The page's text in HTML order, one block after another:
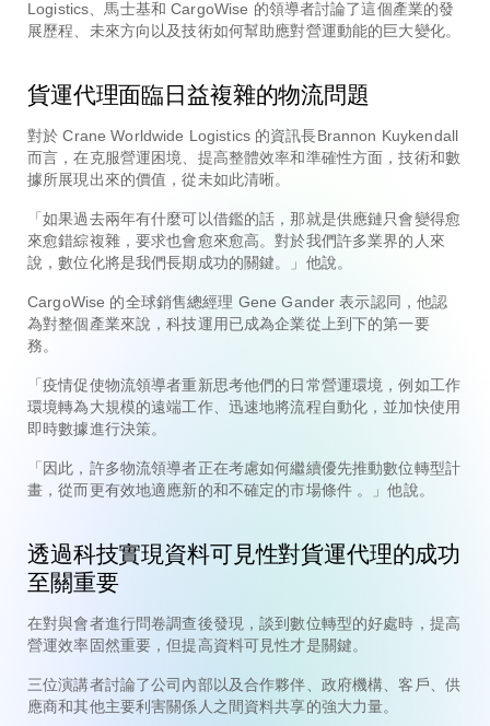
Logistics、馬士基和 CargoWise 的領導者討論了這個產業的發
展歷程、未來方向以及技術如何幫助應對營運動能的巨大變化。
貨運代理面臨日益複雜的物流問題
對於 Crane Worldwide Logistics 的資訊長Brannon Kuykendall
而言，在克服營運困境、提高整體效率和準確性方面，技術和數
據所展現出來的價值，從未如此清晰。
「如果過去兩年有什麼可以借鑑的話，那就是供應鏈只會變得愈
來愈錯綜複雜，要求也會愈來愈高。對於我們許多業界的人來
說，數位化將是我們長期成功的關鍵。」他說。
CargoWise 的全球銷售總經理 Gene Gander 表示認同，他認
為對整個產業來說，科技運用已成為企業從上到下的第一要
務。
「疫情促使物流領導者重新思考他們的日常營運環境，例如工作
環境轉為大規模的遠端工作、迅速地將流程自動化，並加快使用
即時數據進行決策。
「因此，許多物流領導者正在考慮如何繼續優先推動數位轉型計
畫，從而更有效地適應新的和不確定的市場條件 。」他說。
透過科技實現資料可見性對貨運代理的成功
至關重要
在對與會者進行問卷調查後發現，談到數位轉型的好處時，提高
營運效率固然重要，但提高資料可見性才是關鍵。
三位演講者討論了公司內部以及合作夥伴、政府機構、客戶、供
應商和其他主要利害關係人之間資料共享的強大力量。